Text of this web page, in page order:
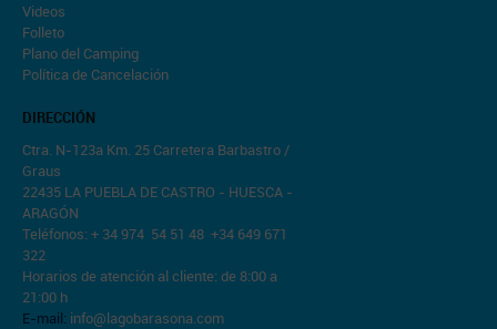
Videos
Folleto
Plano del Camping
Política de Cancelación
DIRECCIÓN
Ctra. N-123a Km. 25 Carretera Barbastro /
Graus
22435 LA PUEBLA DE CASTRO - HUESCA -
ARAGÓN
Teléfonos: + 34 974 54 51 48 +34 649 671
322
Horarios de atención al cliente: de 8:00 a
21:00 h
E-mail: info@lagobarasona.com